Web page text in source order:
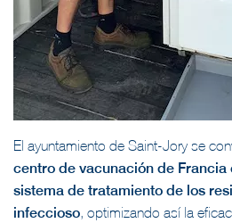
El ayuntamiento de Saint-Jory se
centro de vacunación de
sistema de tratamiento de los
infeccioso, optimizando así la